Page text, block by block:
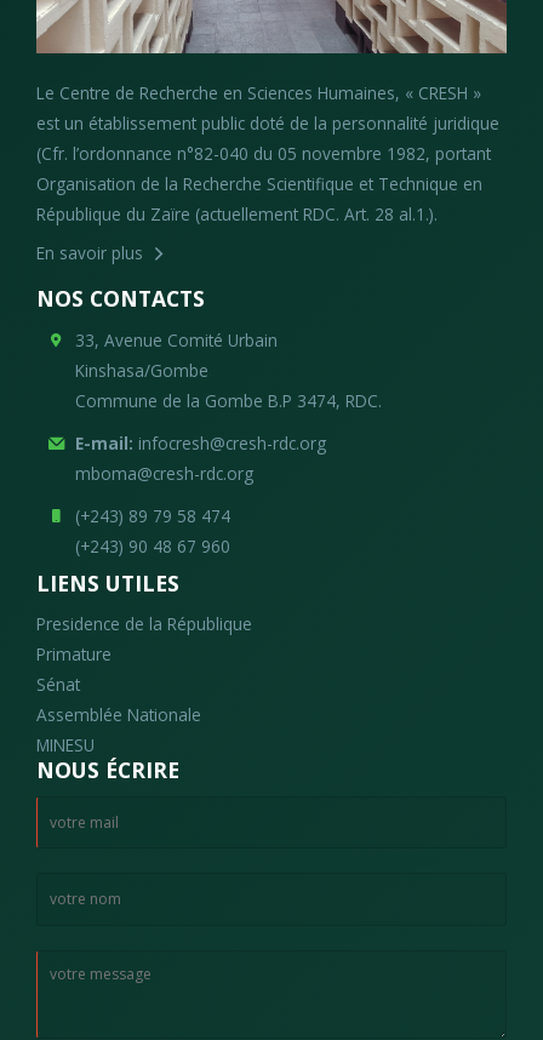
Le Centre de Recherche en Sciences Humaines, « CRESH »
est un établissement public doté de la personnalité juridique
(Cfr. l’ordonnance n°82-040 du 05 novembre 1982, portant
Organisation de la Recherche Scientifique et Technique en
République du Zaïre (actuellement RDC. Art. 28 al.1.).
En savoir plus
NOS CONTACTS
33, Avenue Comité Urbain
Kinshasa/Gombe
Commune de la Gombe B.P 3474, RDC.
E-mail: infocresh@cresh-rdc.org
mboma@cresh-rdc.org
(+243) 89 79 58 474
(+243) 90 48 67 960
LIENS UTILES
Presidence de la République
Primature
Sénat
Assemblée Nationale
MINESU
NOUS ÉCRIRE